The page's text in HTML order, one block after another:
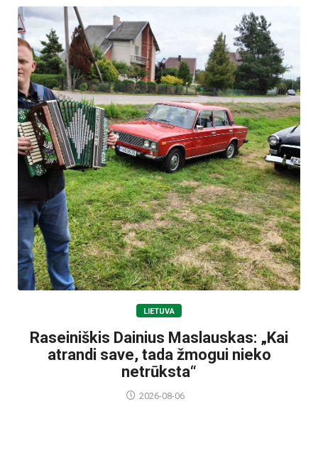
LIETUVA
Raseiniškis Dainius Maslauskas: „Kai
atrandi save, tada žmogui nieko
netrūksta“
2026-08-06